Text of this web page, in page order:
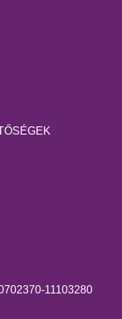
11103280